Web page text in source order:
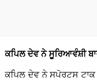
ਕਪਿਲ ਦੇਵ ਨੇ ਸੂਰਿਆਵੰਸ਼ੀ
ਕਪਿਲ ਦੇਵ ਨੇ ਸਪੋਰਟਸ ਟਾਕ